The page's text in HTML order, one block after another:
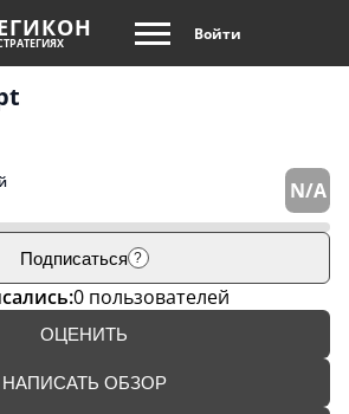
Войти
N/A
Подписаться ?
0 пользователей
ОЦЕНИТЬ
НАПИСАТЬ ОБЗОР